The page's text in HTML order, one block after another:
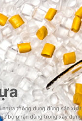
nhựa thông dụng dùng sản
bộ phận dùng trong xây